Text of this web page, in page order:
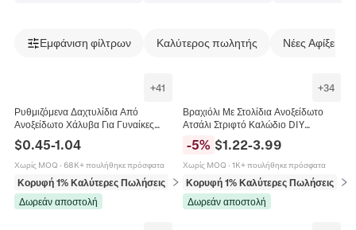
Εμφάνιση φίλτρων Καλύτερος πωλητής Νέες Αφίξεις
+41
Ρυθμιζόμενα Δαχτυλίδια Από
Ανοξείδωτο Χάλυβα Για Γυναίκες
Μινιμαλιστικά Καρδιά Μάτι Φύλλο
Γεωμετρικό Σμάλτο Κοσμήματα
$0.45-1.04
Χωρίς MOQ · 68K+ πουλήθηκε πρόσφατα
Κορυφή 1% Καλύτερες Πωλήσεις
σε Δαχτυλίδια
Δωρεάν αποστολή
+34
Βραχιόλι Με Στολίδια Ανοξείδωτο
Ατσάλι Στριφτό Καλώδιο DIY
Χειροποίητο Σμάλτο Στρας Καρδιά
Αστέρι Φεγγάρι Μενταγιόν
Κοσμήματα
-5% $1.22-3.99
Χωρίς MOQ · 1K+ πουλήθηκε πρόσφατα
Κορυφή 1% Καλύτερες Πωλήσεις
σε
Δωρεάν αποστολή